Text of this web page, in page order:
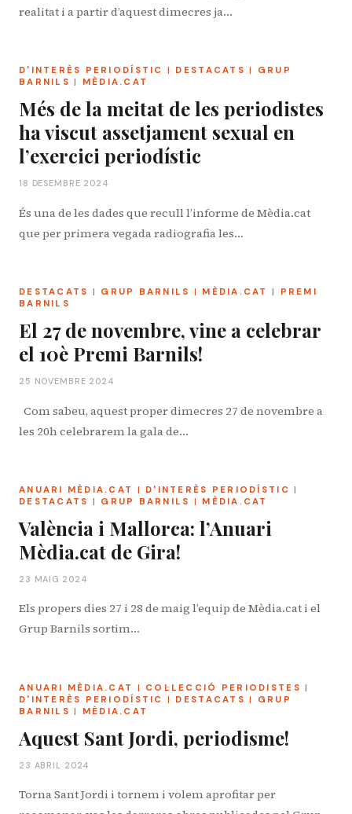
realitat i a partir d’aquest dimecres ja…
D'INTERÈS PERIODÍSTIC | DESTACATS | GRUP
BARNILS | MÈDIA.CAT
Més de la meitat de les periodistes
ha viscut assetjament sexual en
l’exercici periodístic
18 DESEMBRE 2024
És una de les dades que recull l’informe de Mèdia.cat
que per primera vegada radiografia les…
DESTACATS | GRUP BARNILS | MÈDIA.CAT | PREMI
BARNILS
El 27 de novembre, vine a celebrar
el 10è Premi Barnils!
25 NOVEMBRE 2024
Com sabeu, aquest proper dimecres 27 de novembre a
les 20h celebrarem la gala de…
ANUARI MÈDIA.CAT | D'INTERÈS PERIODÍSTIC |
DESTACATS | GRUP BARNILS | MÈDIA.CAT
València i Mallorca: l’Anuari
Mèdia.cat de Gira!
23 MAIG 2024
Els propers dies 27 i 28 de maig l’equip de Mèdia.cat i el
Grup Barnils sortim…
ANUARI MÈDIA.CAT | COL·LECCIÓ PERIODISTES |
D'INTERÈS PERIODÍSTIC | DESTACATS | GRUP
BARNILS | MÈDIA.CAT
Aquest Sant Jordi, periodisme!
23 ABRIL 2024
Torna Sant Jordi i tornem i volem aprofitar per